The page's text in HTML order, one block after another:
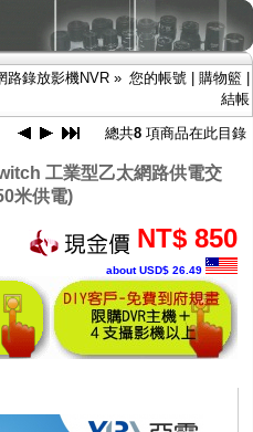
路錄放影機NVR » 您的帳號 購物籃
結帳
、室內外)
紅外線照射
總共8 項商品在此目錄
工業型乙太網路供電交
米供電)
NT$ 850
about USD$ 26.49